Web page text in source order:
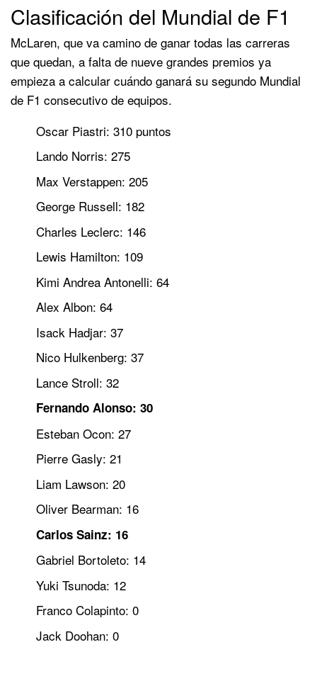
Clasificación del Mundial de F1
McLaren, que va camino de ganar todas las carreras
que quedan, a falta de nueve grandes premios ya
empieza a calcular cuándo ganará su segundo Mundial
de F1 consecutivo de equipos.
Oscar Piastri: 310 puntos
Lando Norris: 275
Max Verstappen: 205
George Russell: 182
Charles Leclerc: 146
Lewis Hamilton: 109
Kimi Andrea Antonelli: 64
Alex Albon: 64
Isack Hadjar: 37
Nico Hulkenberg: 37
Lance Stroll: 32
Fernando Alonso: 30
Esteban Ocon: 27
Pierre Gasly: 21
Liam Lawson: 20
Oliver Bearman: 16
Carlos Sainz: 16
Gabriel Bortoleto: 14
Yuki Tsunoda: 12
Franco Colapinto: 0
Jack Doohan: 0